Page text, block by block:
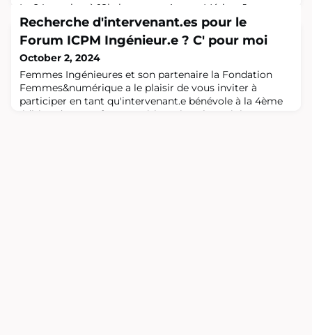
Le 24 octobre à 18h, le groupe Arts et Métiers Jeunes
Promos est heureux de vous inviter à ce webinaire co-
organisé par Mines Paris Alumni, Alumni for the Planet,
IESF et CSE H2 et consacré au "Retour d'expérience de
la Convention Scientifique Etudiante Hydrogène".Initiée
courant 2023 par le comité JP des IESF - dont Aurélien
Guez (Ai. 216) et Amaury Fievez (Mines FA18), cette 1ère
Convention Scie
Recherche d'intervenant.es pour le
Forum ICPM Ingénieur.e ? C' pour moi
October 2, 2024
Femmes Ingénieures et son partenaire la Fondation
Femmes&numérique a le plaisir de vous inviter à
participer en tant qu'intervenant.e bénévole à la 4ème
édition de notre forum métiers virtuel "Ingénieur.e ? C'